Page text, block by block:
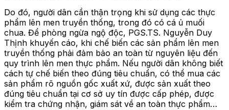
Do đó, người dân cần thận trọng khi sử dụng các thực
phẩm lên men truyền thống, trong đó có cá ủ muối
chua. Để phòng ngừa ngộ độc, PGS.TS. Nguyễn Duy
Thịnh khuyến cáo, khi chế biến các sản phẩm lên men
truyền thống phải đảm bảo an toàn từ nguyên liệu đến
quy trình lên men thực phẩm. Nếu người dân không biết
cách tự chế biến theo đúng tiêu chuẩn, có thể mua các
sản phẩm rõ nguồn gốc xuất xứ, được sản xuất theo
đúng tiêu chuẩn tại cơ sở uy tín được cấp phép, được
kiểm tra chứng nhận, giám sát về an toàn thực phẩm…